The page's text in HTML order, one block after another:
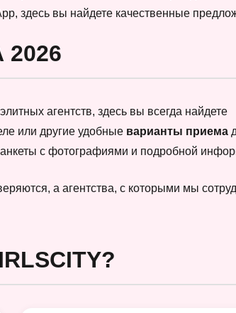
здесь вы найдете качественные
агентств, здесь вы всегда найдете
или другие удобные варианты приема
с фотографиями и подробной
а агентства, с которыми мы